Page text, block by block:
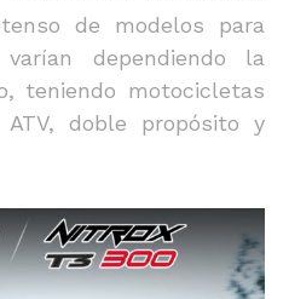
de modelos para
dependiendo la
teniendo motocicletas
doble propósito y